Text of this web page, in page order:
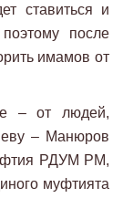
ставиться и
после
имамов от
– от людей,
– Манюров
РДУМ РМ,
муфтията